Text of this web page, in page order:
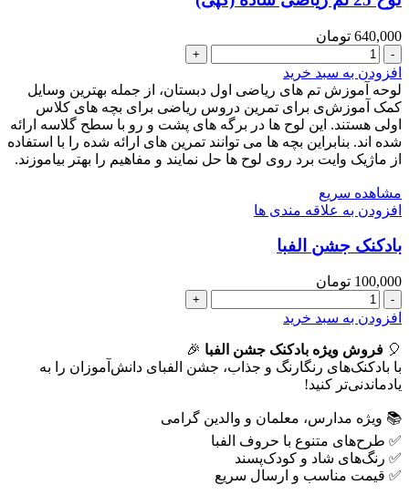
640,000 تومان
لوح
25
تم
ریاضی
ساده
(کپی)
عدد
افزودن به سبد خرید
لوحه آموزش تم های ریاضی اول دبستان، از جمله بهترین وسایل
کمک آموزش‌ی برای تمرین دروس ریاضی برای بچه های کلاس
اولی هستند. این لوح ها در برگه های پشت و رو با سطح گلاسه ارائه
شده اند. بنابراین بچه ها می توانند تمرین های ارائه شده را با استفاده
از ماژیک وایت برد روی لوح ها حل نمایند و مفاهیم را بهتر بیاموزند.
مشاهده سریع
افزودن به علاقه مندی ها
بادکنک جشن الفبا
100,000 تومان
بادکنک
جشن
عدد
افزودن به سبد خرید
🎈 فروش ویژه بادکنک جشن الفبا 🎉
با بادکنک‌های رنگارنگ و جذاب، جشن الفبای دانش‌آموزان را به
یادماندنی‌تر کنید!
📚 ویژه مدارس، معلمان و والدین گرامی
✅ طرح‌های متنوع با حروف الفبا
✅ رنگ‌های شاد و کودک‌پسند
✅ قیمت مناسب و ارسال سریع